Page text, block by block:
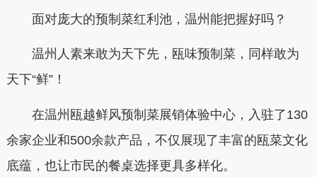
面对庞大的预制菜红利池，温州能把握好吗？
温州人素来敢为天下先，瓯味预制菜，同样敢为
天下“鲜”！
在温州瓯越鲜风预制菜展销体验中心，入驻了130
余家企业和500余款产品，不仅展现了丰富的瓯菜文化
底蕴，也让市民的餐桌选择更具多样化。